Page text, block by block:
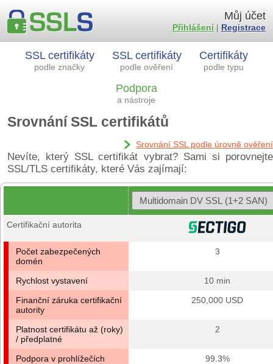
SSL certifikáty
podle značky
SSL certifikáty
podle ověření
Certifikáty
podle typu
Podpora
a nástroje
Můj účet
Přihlášení| Registrace
Srovnání SSL certifikátů
Srovnání SSL podle úrovně ověření
Nevíte, který SSL certifikát vybrat? Sami si porovnejte
SSL/TLS certifikáty, které Vás zajímají:
Certifikační autorita
Počet zabezpečených
domén
3
Rychlost vystavení
10 min
Finanční záruka certifikační
autority
250,000 USD
Platnost certifikátu až (roky)
/ předplatné
2
Podpora v prohlížečích
99.3%